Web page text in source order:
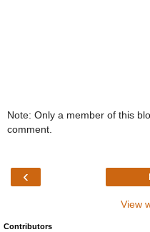
Note: Only a member of this
comment.
‹
View
Contributors